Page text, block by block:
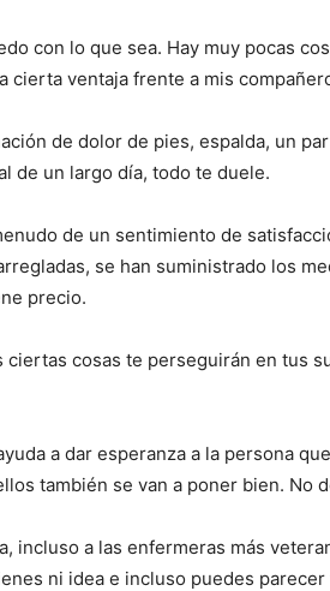
con lo que sea. Hay muy pocas
cierta ventaja frente a mis
de dolor de pies, espalda, un
de un largo día, todo te duele.
de un sentimiento de
se han suministrado los
precio.
ciertas cosas te perseguirán en tus
a dar esperanza a la persona
también se van a poner bien.
incluso a las enfermeras más
ni idea e incluso puedes parecer